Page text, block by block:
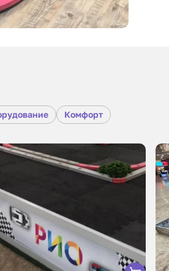
Комфорт